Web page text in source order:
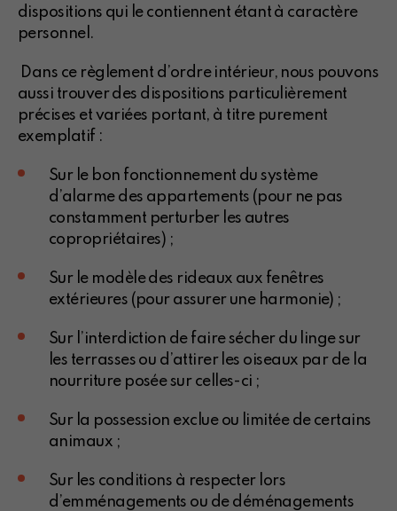
dispositions qui le contiennent étant à caractère
personnel.
Dans ce règlement d’ordre intérieur, nous pouvons
aussi trouver des dispositions particulièrement
précises et variées portant, à titre purement
exemplatif :
Sur le bon fonctionnement du système
d’alarme des appartements (pour ne pas
constamment perturber les autres
copropriétaires) ;
Sur le modèle des rideaux aux fenêtres
extérieures (pour assurer une harmonie) ;
Sur l’interdiction de faire sécher du linge sur
les terrasses ou d’attirer les oiseaux par de la
nourriture posée sur celles-ci ;
Sur la possession exclue ou limitée de certains
animaux ;
Sur les conditions à respecter lors
d’emménagements ou de déménagements